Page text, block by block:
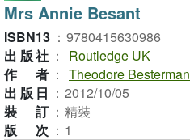
Mrs Annie Besant
ISBN13 ： 9780415630986
出版社 ：
Routledge UK
作者 ： Theodore Besterman
出版日 ： 2012/10/05
裝訂 ： 精裝
版次 ： 1